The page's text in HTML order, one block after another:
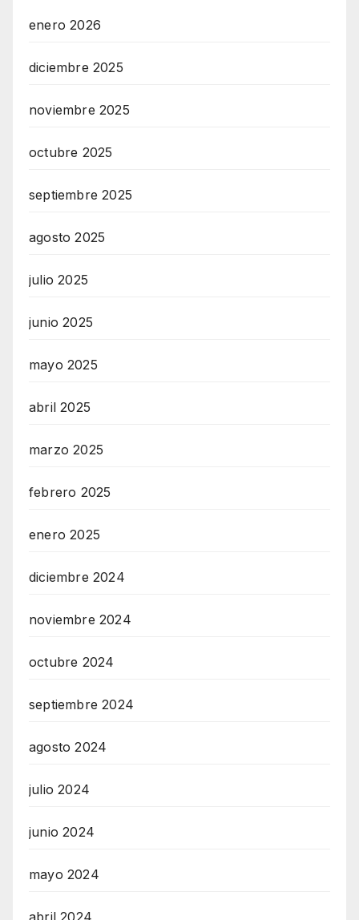
enero 2026
diciembre 2025
noviembre 2025
octubre 2025
septiembre 2025
agosto 2025
julio 2025
junio 2025
mayo 2025
abril 2025
marzo 2025
febrero 2025
enero 2025
diciembre 2024
noviembre 2024
octubre 2024
septiembre 2024
agosto 2024
julio 2024
junio 2024
mayo 2024